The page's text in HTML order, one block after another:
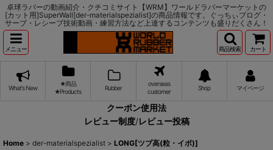
卓球ラバーの動画紹介・クチコミサイト【WRM】ワールドラバーマーケットの
[カット用]SuperWall[der-materialspezialist]の商品情報です。ぐっちぃブログ・
サーブ・レシーブ技術動画・練習方法など上達するコンテンツも盛りだくさん！
メニュー 商品検索 カート
What's New
★商品
★Products
Rubber
overseas
customer
Shop マイページ
クーポン使用法
レビュー制度/レビュー投稿
Home > der-materialspezialist > LONG[ツブ高(粒・イボ)]